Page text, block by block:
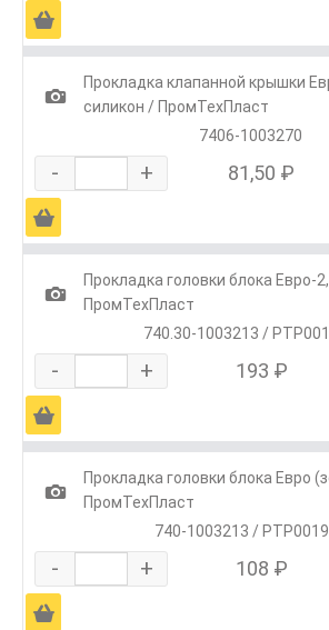
Ä
1
Прокладка клапанной крышки
силикон / ПромТехПласт
7406-1003270
- + 81,50 ₽
Ä
1
Прокладка головки блока Евро-
ПромТехПласт
740.30-1003213 /
- + 193 ₽
Ä
1
Прокладка головки блока Евро
ПромТехПласт
740-1003213 /
- + 108 ₽
Ä